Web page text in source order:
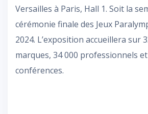
Versailles à Paris, Hall 1. Soit la
cérémonie finale des Jeux
2024. L’exposition accueillera sur
marques, 34 000 professionnels
conférences.